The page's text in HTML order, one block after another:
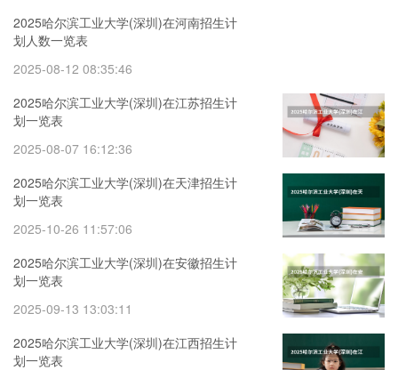
2025哈尔滨工业大学(深圳)在河南招生计
划人数一览表
2025-08-12 08:35:46
2025哈尔滨工业大学(深圳)在江苏招生计
划一览表
2025-08-07 16:12:36
2025哈尔滨工业大学(深圳)在天津招生计
划一览表
2025-10-26 11:57:06
2025哈尔滨工业大学(深圳)在安徽招生计
划一览表
2025-09-13 13:03:11
2025哈尔滨工业大学(深圳)在江西招生计
划一览表